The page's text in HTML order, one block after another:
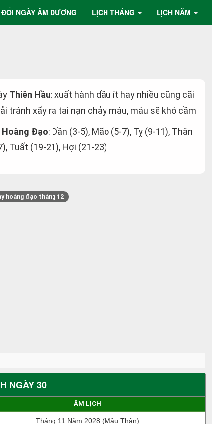
ĐỔI NGÀY ÂM DƯƠNG LỊCH THÁNG LỊCH NĂM
Thiên Hầu: xuất hành dầu ít hay nhiều cũng cãi
tránh xẩy ra tai nạn chảy máu, máu sẽ khó cầm
Hoàng Đạo: Dần (3-5), Mão (5-7), Tỵ (9-11), Thân
Tuất (19-21), Hợi (21-23)
hoàng đạo tháng 12
NGÀY 30
ÂM LỊCH
Tháng 11 Năm 2028 (Mậu Thân)